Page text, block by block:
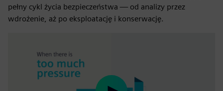
pełny cykl życia bezpieczeństwa — od analizy przez
wdrożenie, aż po eksploatację i konserwację.